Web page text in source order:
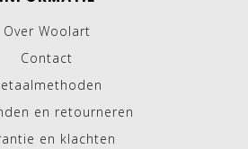
Over Woolart
Contact
en retourneren
en klachten